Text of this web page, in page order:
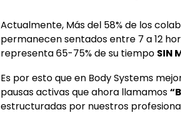
Actualmente, Más del 58% de los
permanecen sentados entre 7 a 12
representa65-75% de su tiempo SIN
Es por esto que en Body Systems
pausas activas que ahora llamamos
estructuradas por nuestros